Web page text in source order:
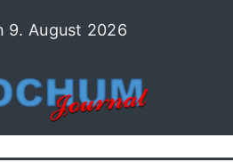
9. August 2026